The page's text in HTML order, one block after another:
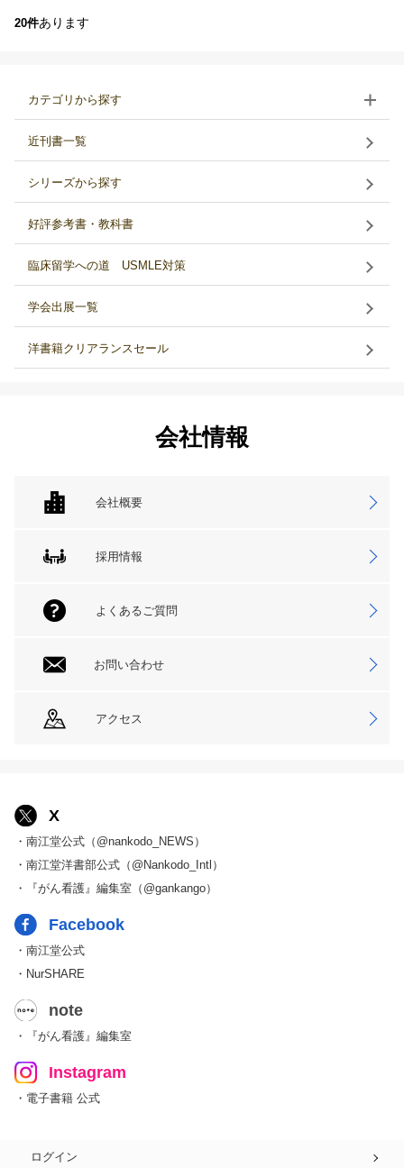
20件あります
カテゴリから探す
近刊書一覧
シリーズから探す
好評参考書・教科書
臨床留学への道 USMLE対策
学会出展一覧
洋書籍クリアランスセール
会社情報
会社概要
採用情報
よくあるご質問
お問い合わせ
アクセス
X
・南江堂公式（@nankodo_NEWS）
・南江堂洋書部公式（@Nankodo_Intl）
・『がん看護』編集室（@gankango）
Facebook
・南江堂公式
・NurSHARE
note
・『がん看護』編集室
Instagram
・電子書籍 公式
ログイン